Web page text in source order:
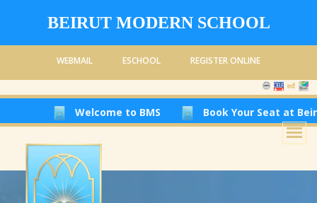
BEIRUT MODERN SCHOOL
WEBMAIL ESCHOOL REGISTER ONLINE
Welcome to BMS Book Your Seat at Beirut